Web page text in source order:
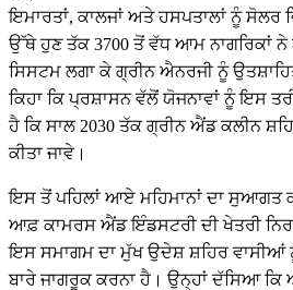
ਇਮਾਰਤਾਂ, ਕਾਲਜਾਂ ਅਤੇ ਹਸਪਤਾਲਾਂ ਨੂੰ ਸੋਲਰ
ਉੱਥੇ ਹੁਣ ਤੱਕ 3700 ਤੋਂ ਵੱਧ ਆਮ ਨਾਗਰਿਕਾਂ
ਸਿਸਟਮ ਲਗਾ ਕੇ ਗ੍ਰੀਨ ਐਨਰਜੀ ਨੂੰ
ਕਿਹਾ ਕਿ ਪ੍ਰਸ਼ਾਸਨ ਵੱਲੋਂ ਯੋਜਨਾਵਾਂ ਨੂੰ ਇਸ
ਹੈ ਕਿ ਸਾਲ 2030 ਤੱਕ ਗ੍ਰੀਨ ਐਂਡ ਕਲੀਨ
ਕੀਤਾ ਜਾਵੇ।
ਇਸ ਤੋਂ ਪਹਿਲਾਂ ਆਏ ਮਹਿਮਾਨਾਂ ਦਾ ਸੁਆਗਤ
ਆਫ਼ ਕਾਮਰਸ ਐਂਡ ਇੰਡਸਟਰੀ ਦੀ ਖੇਤਰੀ
ਇਸ ਸਮਾਗਮ ਦਾ ਮੁੱਖ ਉਦੇਸ਼ ਸ਼ਹਿਰ ਵਾਸੀਆਂ
ਬਾਰੇ ਜਾਗਰੂਕ ਕਰਨਾ ਹੈ। ਉਨ੍ਹਾਂ ਦੱਸਿਆ ਕਿ